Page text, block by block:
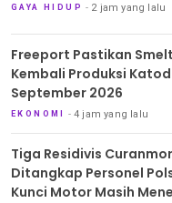
GAYA HIDUP 2 jam yang lalu
Freeport Pastikan
Kembali Produksi
September 2026
EKONOMI 4 jam yang lalu
Tiga Residivis
Ditangkap Personel
Kunci Motor Masih